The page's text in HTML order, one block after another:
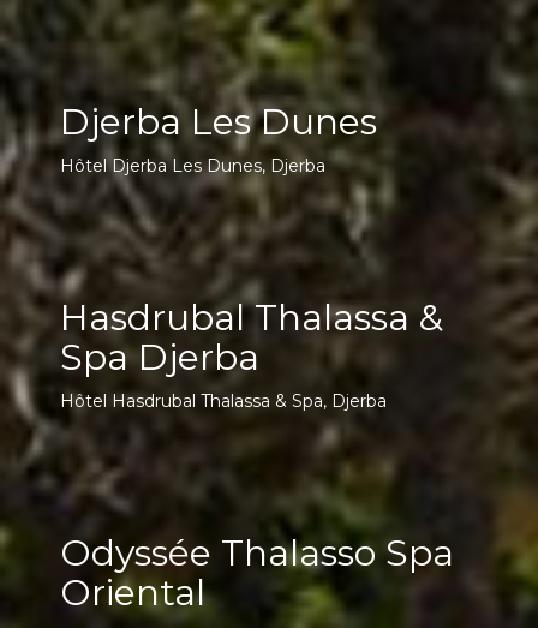
Djerba Les Dunes
Hôtel Djerba Les Dunes, Djerba
Hasdrubal Thalassa &
Spa Djerba
Hôtel Hasdrubal Thalassa & Spa, Djerba
Odyssée Thalasso Spa
Oriental